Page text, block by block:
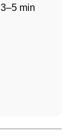
3–5 min